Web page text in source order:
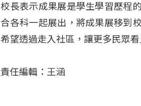
校長表示成果展是學生學習歷程
合各科一起展出，將成果展移到
希望透過走入社區，讓更多民眾
責任編輯：王涵